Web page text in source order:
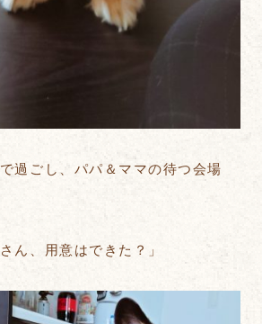
過ごし、パパ＆ママの待つ会場
ん、用意はできた？」